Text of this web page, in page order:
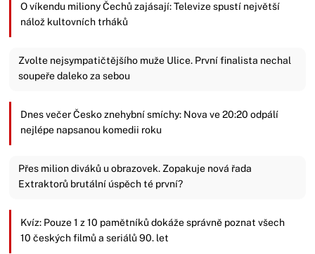
O víkendu miliony Čechů zajásají: Televize spustí největší
nálož kultovních trháků
Zvolte nejsympatičtějšího muže Ulice. První finalista nechal
soupeře daleko za sebou
Dnes večer Česko znehybní smíchy: Nova ve 20:20 odpálí
nejlépe napsanou komedii roku
Přes milion diváků u obrazovek. Zopakuje nová řada
Extraktorů brutální úspěch té první?
Kvíz: Pouze 1 z 10 pamětníků dokáže správně poznat všech
10 českých filmů a seriálů 90. let